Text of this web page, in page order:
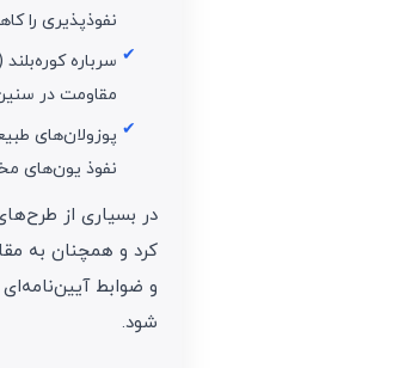
نفوذپذیری را
مقاومت در
پوزولان‌های
نفوذ یون‌های
کرد و همچنان به
و ضوابط
شود.